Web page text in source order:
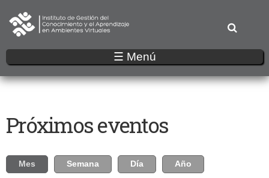
al
contenido
principal
☰ Menú
Próximos eventos
Solapas principales
Mes (solapa activa)
Semana Día Año